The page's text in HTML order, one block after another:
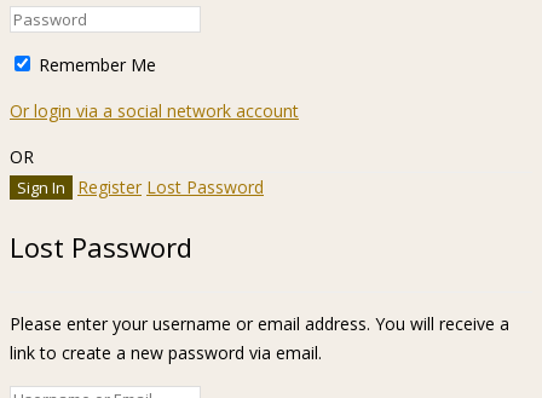
Remember Me
Or login via a social network account
OR
Register Lost Password
Lost Password
Please enter your username or email address. You will receive a
link to create a new password via email.